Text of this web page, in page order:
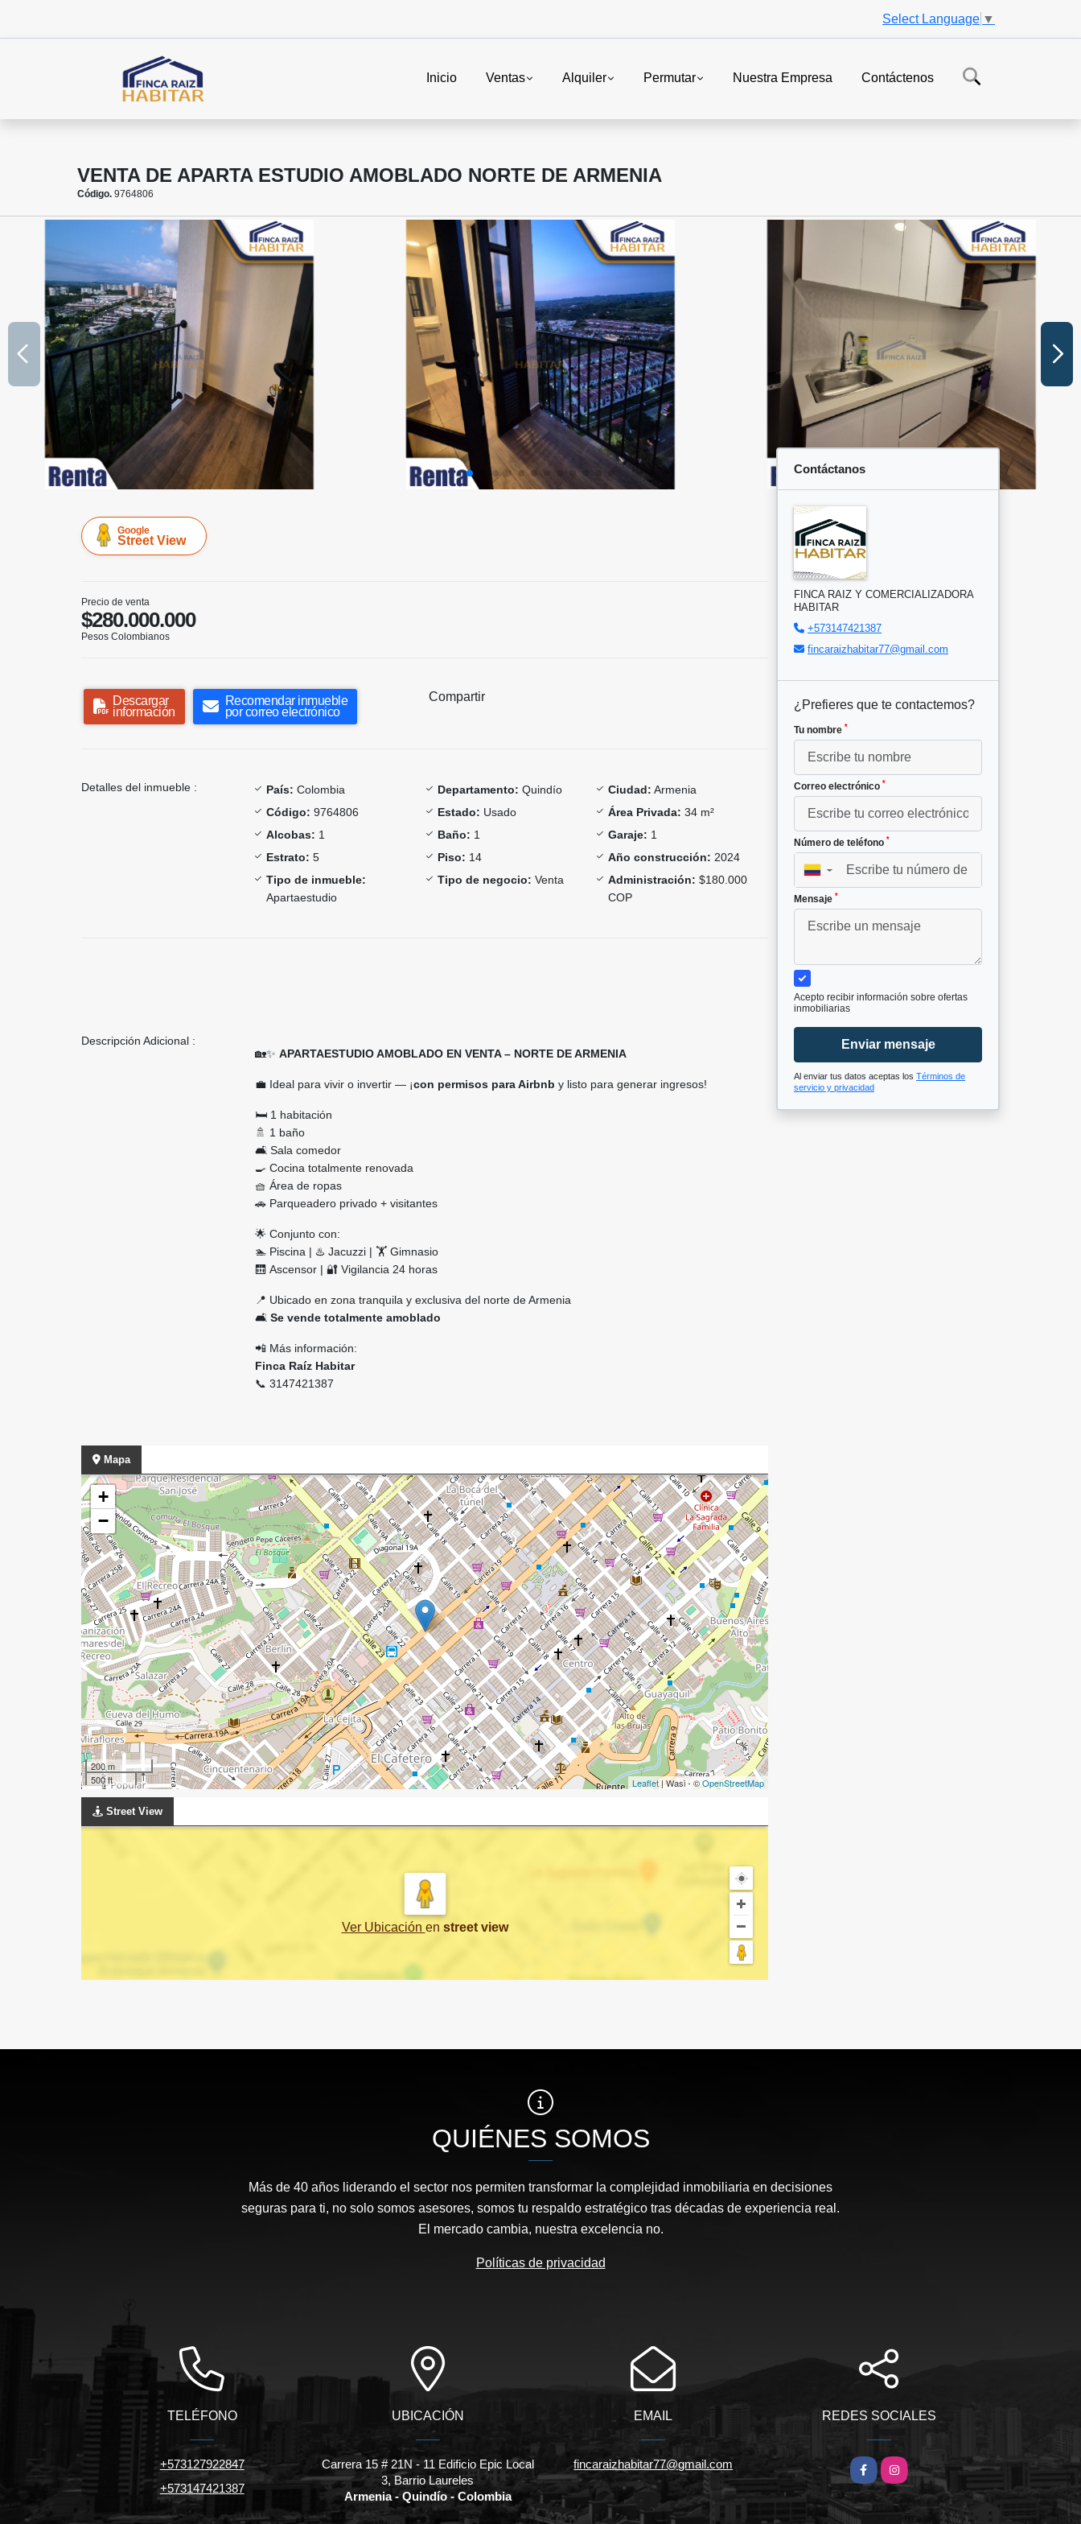
Select Language ▼
Inicio Ventas Alquiler Permutar Nuestra Empresa Contáctenos
VENTA DE APARTA ESTUDIO AMOBLADO NORTE DE ARMENIA
Código. 9764806
Google
Street View
Precio de venta
$280.000.000
Pesos Colombianos
Descargar
información
Recomendar inmueble
por correo electrónico
Compartir
Detalles del inmueble : País: Colombia Departamento: Quindío Ciudad: Armenia
Código: 9764806 Estado: Usado Área Privada: 34 m²
Alcobas: 1 Baño: 1 Garaje: 1
Estrato: 5 Piso: 14 Año construcción: 2024
Tipo de inmueble:
Apartaestudio
Tipo de negocio: Venta Administración: $180.000
COP
Descripción Adicional :
🏡✨ APARTAESTUDIO AMOBLADO EN VENTA – NORTE DE ARMENIA
💼 Ideal para vivir o invertir — ¡con permisos para Airbnb y listo para generar ingresos!
🛏️ 1 habitación
🚿 1 baño
🛋️ Sala comedor
🍳 Cocina totalmente renovada
🧺 Área de ropas
🚗 Parqueadero privado + visitantes
🌟 Conjunto con:
🏊 Piscina | ♨️ Jacuzzi | 🏋️ Gimnasio
🛗 Ascensor | 🔐 Vigilancia 24 horas
📍 Ubicado en zona tranquila y exclusiva del norte de Armenia
🛋️ Se vende totalmente amoblado
📲 Más información:
Finca Raíz Habitar
📞 3147421387
Mapa
+
−
200 m
500 ft
Leaflet| Wasi - ©OpenStreetMap
Street View
Ver Ubicación en street view
Contáctanos
FINCA RAIZ Y COMERCIALIZADORA
HABITAR
+573147421387
fincaraizhabitar77@gmail.com
¿Prefieres que te contactemos?
Tu nombre *
Correo electrónico *
Número de teléfono *
▼
Mensaje *
Acepto recibir información sobre ofertas
inmobiliarias
Enviar mensaje
Al enviar tus datos aceptas los Términos de
servicio y privacidad
QUIÉNES SOMOS
Más de 40 años liderando el sector nos permiten transformar la complejidad inmobiliaria en decisiones
seguras para ti, no solo somos asesores, somos tu respaldo estratégico tras décadas de experiencia real.
El mercado cambia, nuestra excelencia no.
Políticas de privacidad
TELÉFONO
+573127922847
+573147421387
UBICACIÓN
Carrera 15 # 21N - 11 Edificio Epic Local
3, Barrio Laureles
Armenia - Quindío - Colombia
EMAIL
fincaraizhabitar77@gmail.com
REDES SOCIALES
Facebook
Instagram